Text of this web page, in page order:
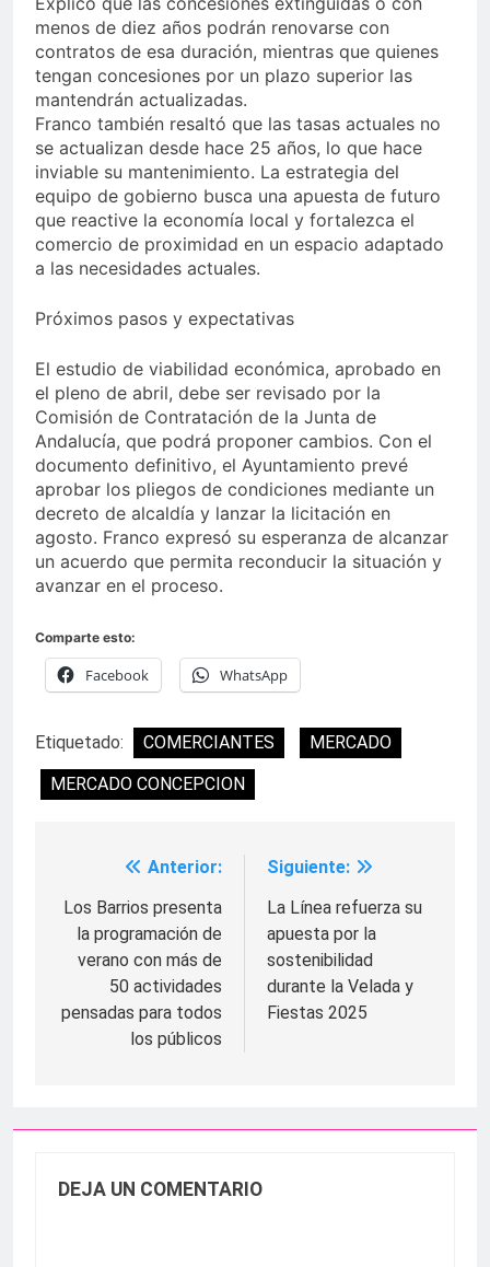
menos de diez años podrán renovarse con
contratos de esa duración, mientras que quienes
tengan concesiones por un plazo superior las
mantendrán actualizadas.
Franco también resaltó que las tasas actuales no
se actualizan desde hace 25 años, lo que hace
inviable su mantenimiento. La estrategia del
equipo de gobierno busca una apuesta de futuro
que reactive la economía local y fortalezca el
comercio de proximidad en un espacio adaptado
a las necesidades actuales.
Próximos pasos y expectativas
El estudio de viabilidad económica, aprobado en
el pleno de abril, debe ser revisado por la
Comisión de Contratación de la Junta de
Andalucía, que podrá proponer cambios. Con el
documento definitivo, el Ayuntamiento prevé
aprobar los pliegos de condiciones mediante un
decreto de alcaldía y lanzar la licitación en
agosto. Franco expresó su esperanza de alcanzar
un acuerdo que permita reconducir la situación y
avanzar en el proceso.
Comparte esto:
Facebook WhatsApp
Etiquetado: COMERCIANTES
MERCADO
MERCADO CONCEPCION
Navegación
de
entradas
Anterior:
Los Barrios presenta
la programación de
verano con más de
50 actividades
pensadas para todos
los públicos
Siguiente:
La Línea refuerza su
apuesta por la
sostenibilidad
durante la Velada y
Fiestas 2025
DEJA UN COMENTARIO